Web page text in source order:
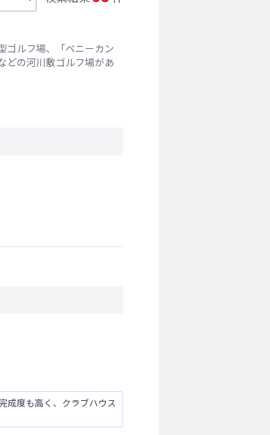
ゴルフ場、「ベニーカン
どの河川敷ゴルフ場があ
成度も高く、クラブハウス